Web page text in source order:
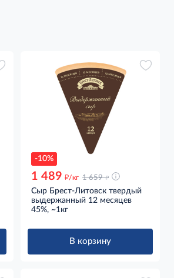
-10%
1 489 д/кг 1 659 д
Сыр Брест-Литовск твердый
выдержанный 12 месяцев
45%, ~1кг
В корзину